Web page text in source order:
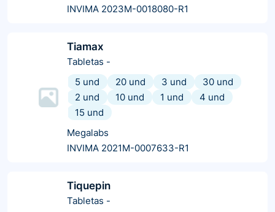
INVIMA 2023M-0018080-R1
Tiamax
Tabletas -
5 und
20 und 3 und
30 und
2 und
10 und 1 und
4 und
15 und
Megalabs
INVIMA 2021M-0007633-R1
Tiquepin
Tabletas -